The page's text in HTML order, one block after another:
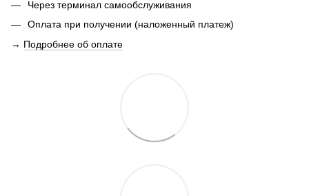
Через терминал самообслуживания
Оплата при получении (наложенный платеж)
→ Подробнее об оплате